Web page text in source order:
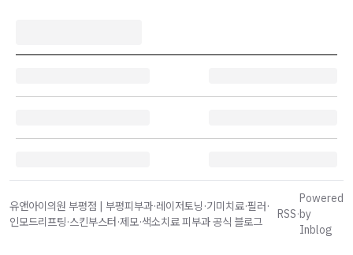
유앤아이의원 부평점 | 부평피부과·레이저토닝·기미치료·필러·
인모드리프팅·스킨부스터·제모·색소치료 피부과 공식 블로그
RSS·
Powered
by
Inblog